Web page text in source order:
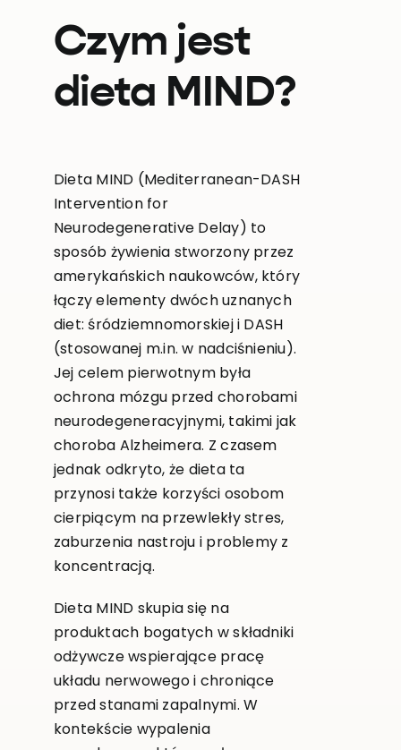
Czym jest
dieta MIND?
Dieta MIND (Mediterranean-DASH
Intervention for
Neurodegenerative Delay) to
sposób żywienia stworzony przez
amerykańskich naukowców, który
łączy elementy dwóch uznanych
diet: śródziemnomorskiej i DASH
(stosowanej m.in. w nadciśnieniu).
Jej celem pierwotnym była
ochrona mózgu przed chorobami
neurodegeneracyjnymi, takimi jak
choroba Alzheimera. Z czasem
jednak odkryto, że dieta ta
przynosi także korzyści osobom
cierpiącym na przewlekły stres,
zaburzenia nastroju i problemy z
koncentracją.
Dieta MIND skupia się na
produktach bogatych w składniki
odżywcze wspierające pracę
układu nerwowego i chroniące
przed stanami zapalnymi. W
kontekście wypalenia